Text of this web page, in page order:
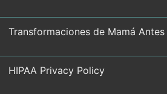
Transformaciones de Mamá
HIPAA Privacy Policy